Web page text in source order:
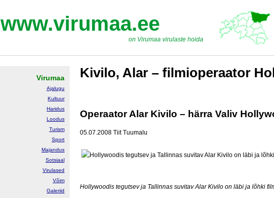
www.virumaa.ee
on Virumaa virulaste hoida
Kivilo, Alar – filmioperaator
Operaator Alar Kivilo – härra Valiv
05.07.2008 Tiit Tuumalu
Hollywoodis tegutsev ja Tallinnas suvitav Alar Kivilo on läbi ja lõhki
Virumaa
Ajalugu
Kultuur
Haridus
Loodus
Turism
Sport
Majandus
Sotsiaal
Virulased
Võim
Galeriid